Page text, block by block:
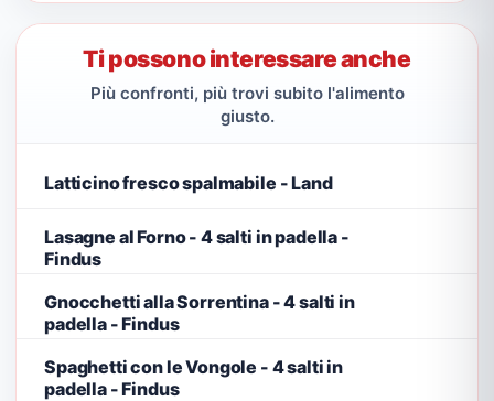
Ti possono interessare anche
Più confronti, più trovi subito l'alimento
giusto.
Latticino fresco spalmabile - Land
Lasagne al Forno - 4 salti in padella -
Findus
Gnocchetti alla Sorrentina - 4 salti in
padella - Findus
Spaghetti con le Vongole - 4 salti in
padella - Findus